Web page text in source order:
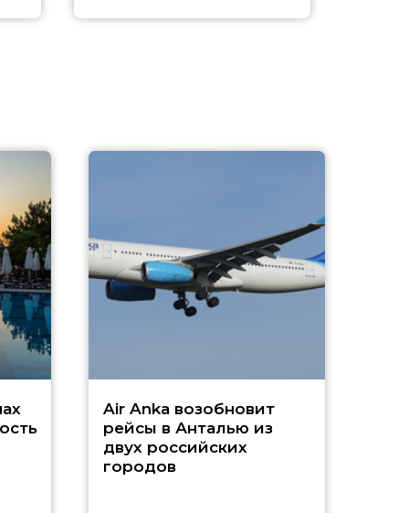
Air Anka возобновит
рейсы в Анталью из
двух российских
городов